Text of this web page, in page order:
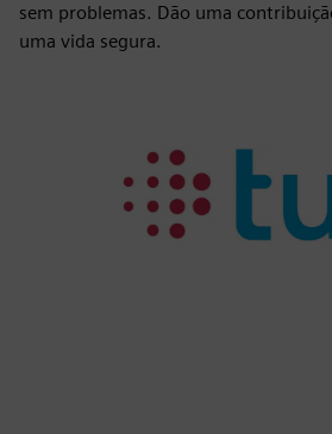
sem problemas. Dão uma
uma vida segura.